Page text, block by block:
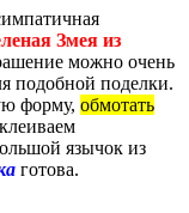
Змея из
можно очень
подобной поделки.
форму, обмотать
язычок из
готова.